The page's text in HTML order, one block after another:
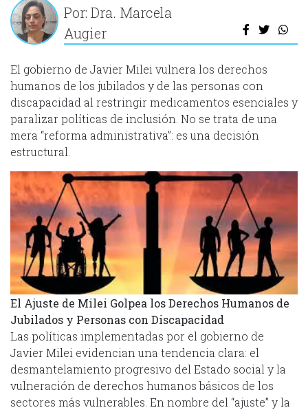
Por: Dra. Marcela
Augier
El gobierno de Javier Milei vulnera los derechos
humanos de los jubilados y de las personas con
discapacidad al restringir medicamentos esenciales y
paralizar políticas de inclusión. No se trata de una
mera “reforma administrativa”: es una decisión
estructural.
El Ajuste de Milei Golpea los Derechos Humanos de
Jubilados y Personas con Discapacidad
Las políticas implementadas por el gobierno de
Javier Milei evidencian una tendencia clara: el
desmantelamiento progresivo del Estado social y la
vulneración de derechos humanos básicos de los
sectores más vulnerables. En nombre del “ajuste” y la